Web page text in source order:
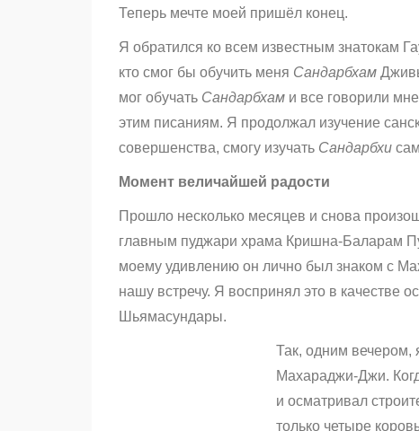
Теперь мечте моей пришёл конец.
Я обратился ко всем известным знатокам
кто смог бы обучить меня Сандарбхам
мог обучать Сандарбхам и все говорили
этим писаниям. Я продолжал изучение
совершенства, смогу изучать Сандарбхи
Момент величайшей радости
Прошло несколько месяцев и снова
главным пуджари храма Кришна-Баларам
моему удивлению он лично был знаком с
нашу встречу. Я воспринял это в качестве
Шьямасундары.
Так, одним вечером,
Махараджи-Джи.
и осматривал
только четыре